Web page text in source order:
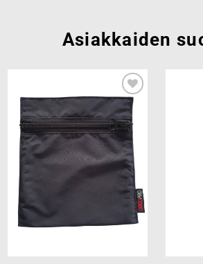
Asiakkaiden
Add to
wishlist